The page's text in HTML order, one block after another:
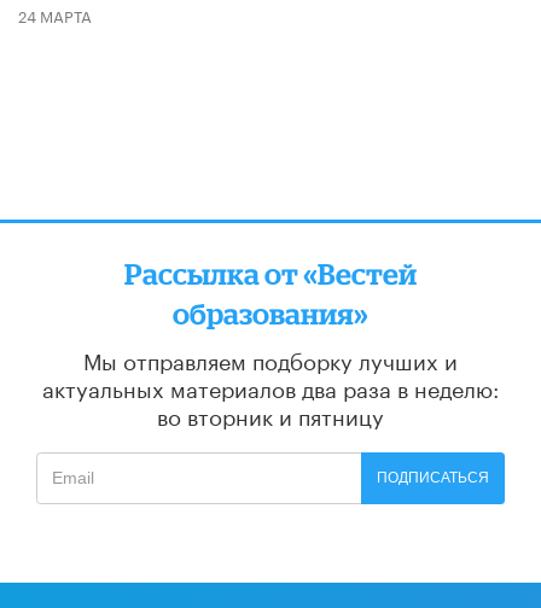
24 МАРТА
Рассылка от «Вестей
образования»
Мы отправляем подборку лучших и
актуальных материалов два раза в неделю:
во вторник и пятницу
ПОДПИСАТЬСЯ